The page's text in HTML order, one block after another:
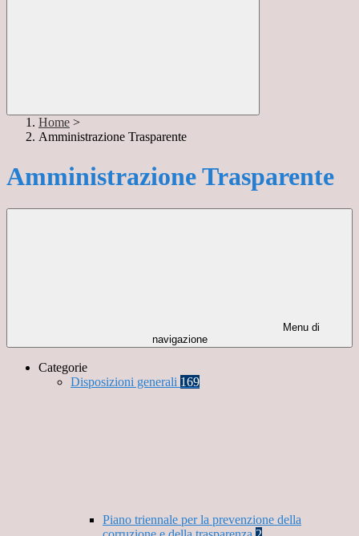
Home >
Amministrazione Trasparente
Amministrazione Trasparente
Menu di
navigazione
Categorie
Disposizioni generali 169
Piano triennale per la prevenzione della